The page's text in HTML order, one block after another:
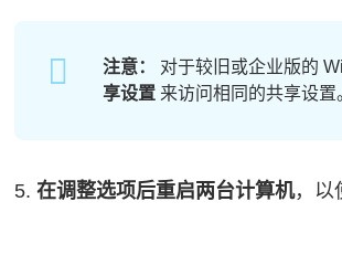
注意： 对于较旧或企业版的
享设置 来访问相同的共享设置
5. 在调整选项后重启两台计算机，以